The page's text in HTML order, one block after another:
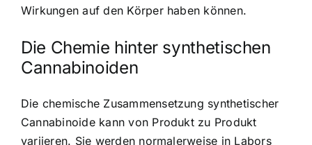
Wirkungen auf den Körper haben können.
Die Chemie hinter synthetischen
Cannabinoiden
Die chemische Zusammensetzung synthetischer
Cannabinoide kann von Produkt zu Produkt
variieren. Sie werden normalerweise in Labors